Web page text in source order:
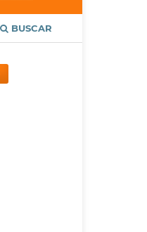
BUSCAR